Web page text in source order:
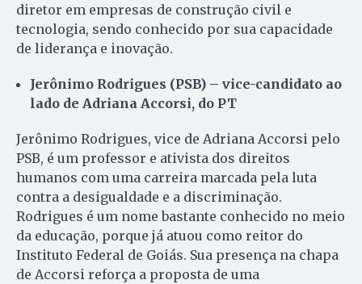
diretor em empresas de construção civil e
tecnologia, sendo conhecido por sua capacidade
de liderança e inovação.
Jerônimo Rodrigues (PSB) – vice-candidato ao
lado de Adriana Accorsi, do PT
Jerônimo Rodrigues, vice de Adriana Accorsi pelo
PSB, é um professor e ativista dos direitos
humanos com uma carreira marcada pela luta
contra a desigualdade e a discriminação.
Rodrigues é um nome bastante conhecido no meio
da educação, porque já atuou como reitor do
Instituto Federal de Goiás. Sua presença na chapa
de Accorsi reforça a proposta de uma